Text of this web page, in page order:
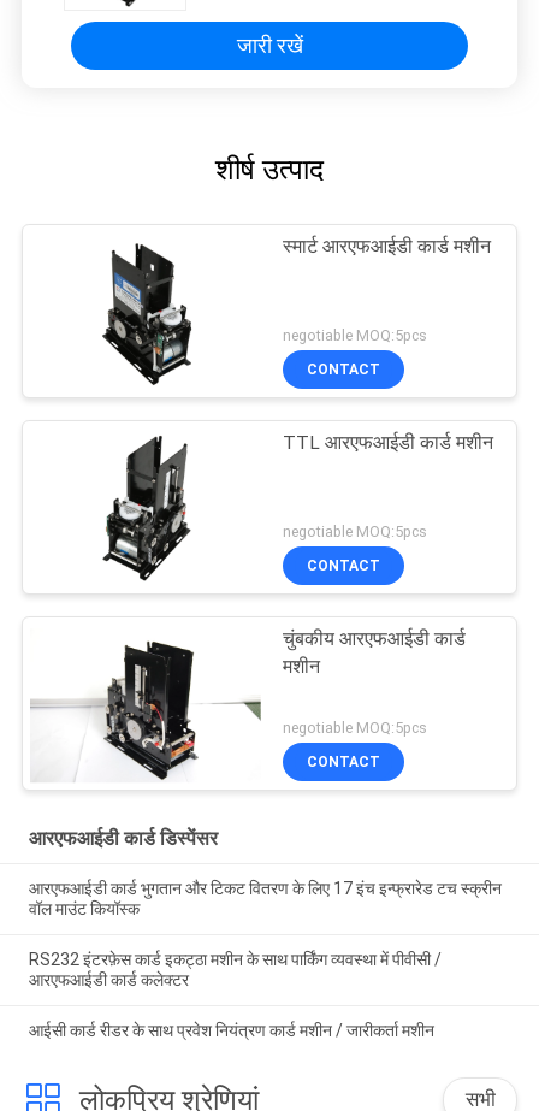
जारी रखें
शीर्ष उत्पाद
स्मार्ट आरएफआईडी कार्ड मशीन
negotiable MOQ:5pcs
CONTACT
TTL आरएफआईडी कार्ड मशीन
negotiable MOQ:5pcs
CONTACT
चुंबकीय आरएफआईडी कार्ड
मशीन
negotiable MOQ:5pcs
CONTACT
आरएफआईडी कार्ड डिस्पेंसर
आरएफआईडी कार्ड भुगतान और टिकट वितरण के लिए 17 इंच इन्फ्रारेड टच स्क्रीन
वॉल माउंट कियॉस्क
RS232 इंटरफ़ेस कार्ड इकट्ठा मशीन के साथ पार्किंग व्यवस्था में पीवीसी /
आरएफआईडी कार्ड कलेक्टर
आईसी कार्ड रीडर के साथ प्रवेश नियंत्रण कार्ड मशीन / जारीकर्ता मशीन
लोकप्रिय श्रेणियां सभी